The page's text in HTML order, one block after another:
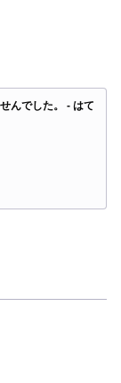
んでした。 - はて